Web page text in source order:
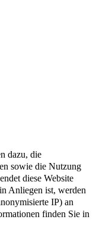
dazu, die
sowie die Nutzung
diese Website
Anliegen ist, werden
IP) an
finden Sie in